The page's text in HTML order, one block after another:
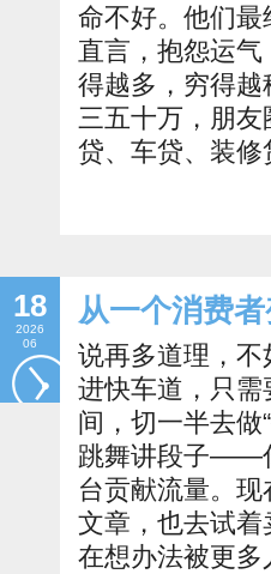
命不好。他们最
直言，抱怨运
得越多，穷得
三五十万，朋
贷、车贷、装
18
2026
06
从一个消费
说再多道理，
进快车道，只需
间，切一半去做
跳舞讲段子——
台贡献流量。
文章，也去试
在想办法被更